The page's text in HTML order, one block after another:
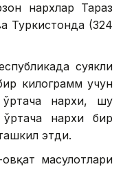
нархлар Тараз
Туркистонда (324
суякли
килограмм учун
нархи, шу
нархи бир
этди.
маҳсулотлари